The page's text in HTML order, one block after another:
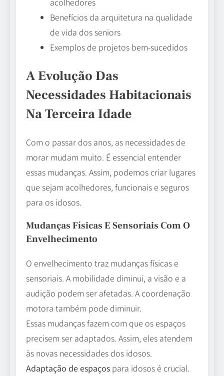
Benefícios da arquitetura na qualidade
de vida dos seniors
Exemplos de projetos bem-sucedidos
A Evolução Das
Necessidades Habitacionais
Na Terceira Idade
Com o passar dos anos, as necessidades de
morar mudam muito. É essencial entender
essas mudanças. Assim, podemos criar lugares
que sejam acolhedores, funcionais e seguros
para os idosos.
Mudanças Físicas E Sensoriais Com O
Envelhecimento
O envelhecimento traz mudanças físicas e
sensoriais. A mobilidade diminui, a visão e a
audição podem ser afetadas. A coordenação
motora também pode diminuir.
Essas mudanças fazem com que os espaços
precisem ser adaptados. Assim, eles atendem
às novas necessidades dos idosos.
Adaptação de espaços para idosos é crucial.